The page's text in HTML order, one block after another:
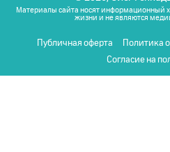
Материалы сайта носят информационный
жизни и не являются
Публичная оферта
Политика
Согласие на